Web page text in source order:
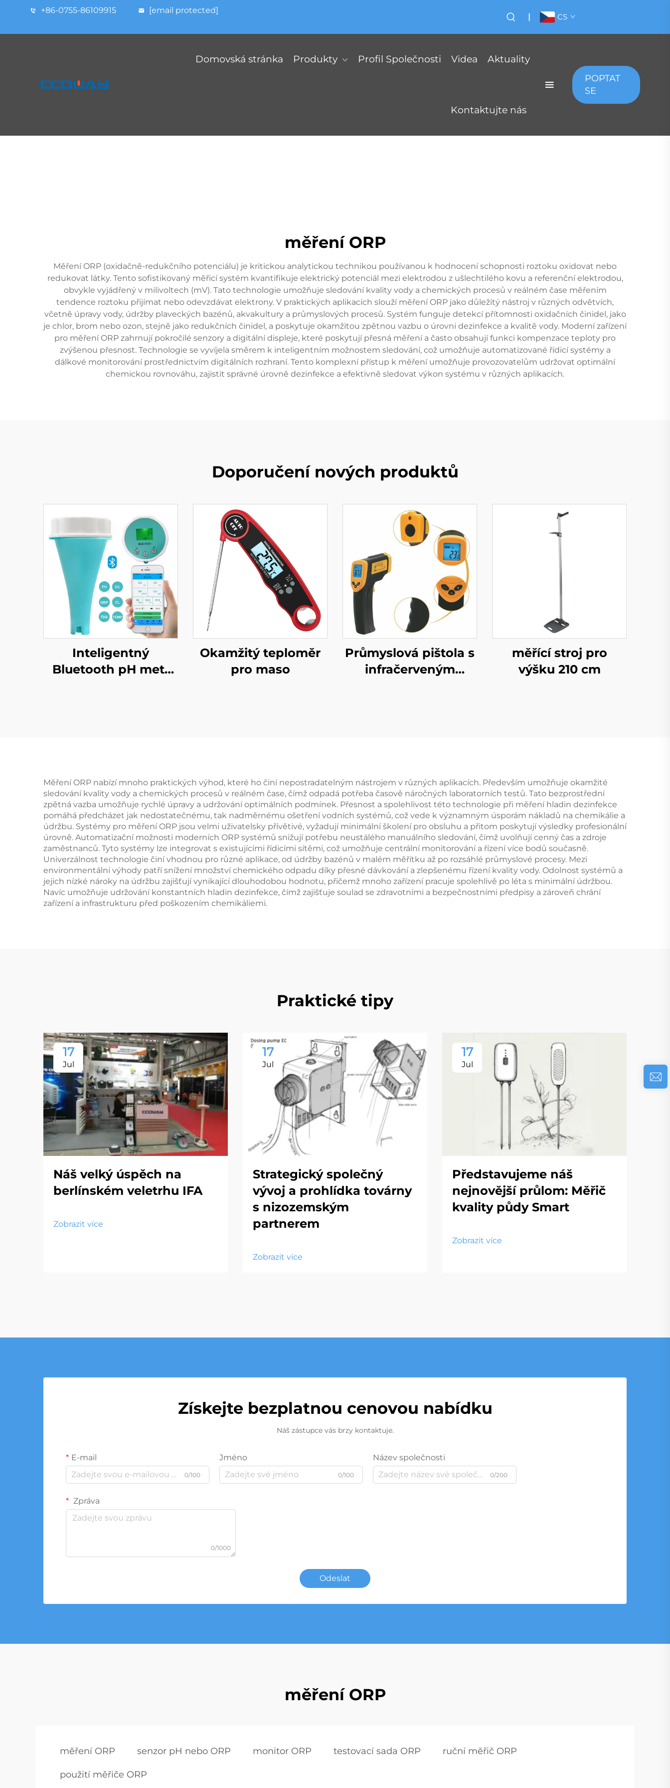
+86-0755-86109915 [email protected]
| CS
Domovská stránka Produkty Profil Společnosti Videa Aktuality
Kontaktujte nás
POPTAT
SE
měření ORP
Měření ORP (oxidačně-redukčního potenciálu) je kritickou analytickou technikou používanou k hodnocení schopnosti roztoku oxidovat nebo
redukovat látky. Tento sofistikovaný měřicí systém kvantifikuje elektrický potenciál mezi elektrodou z ušlechtilého kovu a referenční elektrodou,
obvykle vyjádřený v milivoltech (mV). Tato technologie umožňuje sledování kvality vody a chemických procesů v reálném čase měřením
tendence roztoku přijímat nebo odevzdávat elektrony. V praktických aplikacích slouží měření ORP jako důležitý nástroj v různých odvětvích,
včetně úpravy vody, údržby plaveckých bazénů, akvakultury a průmyslových procesů. Systém funguje detekcí přítomnosti oxidačních činidel, jako
je chlor, brom nebo ozon, stejně jako redukčních činidel, a poskytuje okamžitou zpětnou vazbu o úrovni dezinfekce a kvalitě vody. Moderní zařízení
pro měření ORP zahrnují pokročilé senzory a digitální displeje, které poskytují přesná měření a často obsahují funkci kompenzace teploty pro
zvýšenou přesnost. Technologie se vyvíjela směrem k inteligentním možnostem sledování, což umožňuje automatizované řídicí systémy a
dálkové monitorování prostřednictvím digitálních rozhraní. Tento komplexní přístup k měření umožňuje provozovatelům udržovat optimální
chemickou rovnováhu, zajistit správné úrovně dezinfekce a efektivně sledovat výkon systému v různých aplikacích.
Doporučení nových produktů
Inteligentný
Bluetooth pH metr
Okamžitý teploměr
pro maso
Průmyslová pištola s
infračerveným
měřící stroj pro
výšku 210 cm
Měření ORP nabízí mnoho praktických výhod, které ho činí nepostradatelným nástrojem v různých aplikacích. Především umožňuje okamžité
sledování kvality vody a chemických procesů v reálném čase, čímž odpadá potřeba časově náročných laboratorních testů. Tato bezprostřední
zpětná vazba umožňuje rychlé úpravy a udržování optimálních podmínek. Přesnost a spolehlivost této technologie při měření hladin dezinfekce
pomáhá předcházet jak nedostatečnému, tak nadměrnému ošetření vodních systémů, což vede k významným úsporám nákladů na chemikálie a
údržbu. Systémy pro měření ORP jsou velmi uživatelsky přívětivé, vyžadují minimální školení pro obsluhu a přitom poskytují výsledky profesionální
úrovně. Automatizační možnosti moderních ORP systémů snižují potřebu neustálého manuálního sledování, čímž uvolňují cenný čas a zdroje
zaměstnanců. Tyto systémy lze integrovat s existujícími řídicími sítěmi, což umožňuje centrální monitorování a řízení více bodů současně.
Univerzálnost technologie činí vhodnou pro různé aplikace, od údržby bazénů v malém měřítku až po rozsáhlé průmyslové procesy. Mezi
environmentální výhody patří snížení množství chemického odpadu díky přesné dávkování a zlepšenému řízení kvality vody. Odolnost systémů a
jejich nízké nároky na údržbu zajišťují vynikající dlouhodobou hodnotu, přičemž mnoho zařízení pracuje spolehlivě po léta s minimální údržbou.
Navíc umožňuje udržování konstantních hladin dezinfekce, čímž zajišťuje soulad se zdravotními a bezpečnostními předpisy a zároveň chrání
zařízení a infrastrukturu před poškozením chemikáliemi.
Praktické tipy
17
Jul
Náš velký úspěch na
berlínském veletrhu IFA
Zobrazit více
17
Jul
Strategický společný
vývoj a prohlídka továrny
s nizozemským
partnerem
Zobrazit více
17
Jul
Představujeme náš
nejnovější průlom: Měřič
kvality půdy Smart
Zobrazit více
Získejte bezplatnou cenovou nabídku
Náš zástupce vás brzy kontaktuje.
E-mail
0/100
Jméno
0/100
Název společnosti
0/200
Zpráva
0/1000
Odeslat
měření ORP
měření ORP senzor pH nebo ORP monitor ORP testovací sada ORP ruční měřič ORP
použití měřiče ORP